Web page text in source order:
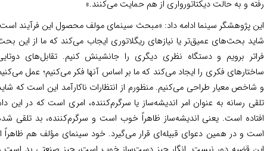
و به حالت دیکتاتورواری از هم حمایت می‌کنند.»
پژوهشگر سینما ادامه داد: «مبحث سینمای مولف محصول این فرآیند است.
بحث‌های عمیق‌تر یا نیازهای ریگلاتوری ایجاب می‌کند که ما از این بحث
برویم و دستگاه نظری دیگری را جانشینش کنیم. تقابل‌های دوتایی
فکری را ایجاد می‌کند که ما بر اساس آنها فکر می‌کنیم؛ عمل می‌کنیم
معیار طراحی می‌کنیم. منظورم از انتظارات ناکارآمد این است که شاید
رسانه به عنوان امر اندیشه‌ساز یا سرگرم‌کننده، امری است که در این دام
است. یعنی اندیشه‌ساز ظاهراً خوب است و سرگرم‌کننده، بد تلقی شده
و در همین دعوای قبیله‌ای قرار می‌گیرد. خود سینمای مؤلف هم ظاهراً از